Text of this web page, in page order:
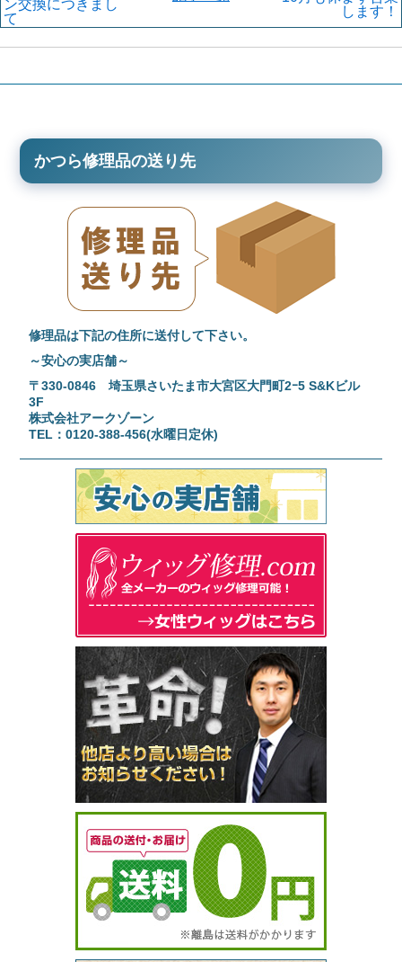
ン交換につきまし
て
します！
かつら修理品の送り先
修理品は下記の住所に送付して下さい。
～安心の実店舗～
〒330-0846 埼玉県さいたま市大宮区大門町2ｰ5 S&Kビル
3F
株式会社アークゾーン
TEL：0120-388-456(水曜日定休)